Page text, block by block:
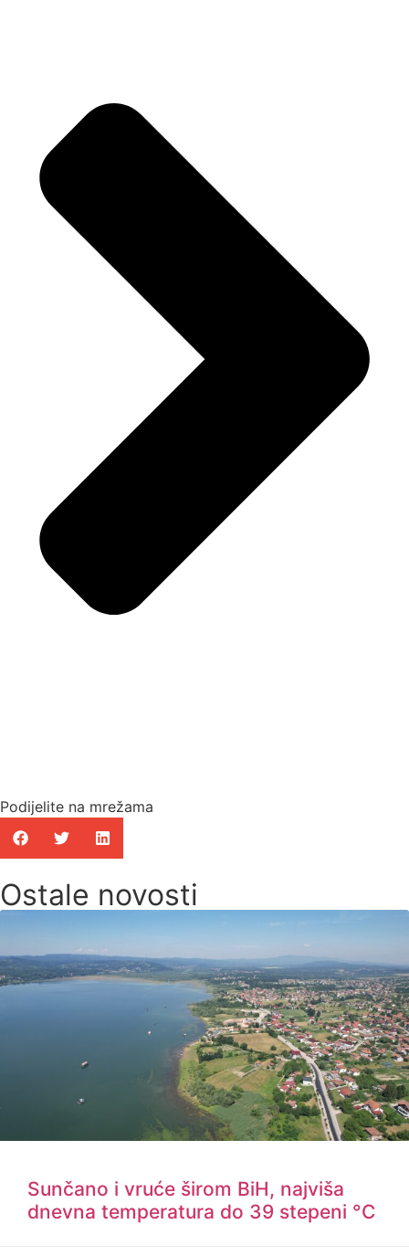
Podijelite na mrežama
Ostale novosti
Sunčano i vruće širom BiH, najviša
dnevna temperatura do 39 stepeni °C